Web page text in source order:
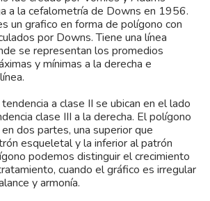
a la cefalometría de Downs en 1956.
un grafico en forma de polígono con
por Downs. Tiene una línea
se representan los promedios
y mínimas a la derecha e
a clase II se ubican en el lado
clase III a la derecha. El polígono
dos partes, una superior que
esqueletal y la inferior al patrón
podemos distinguir el crecimiento
cuando el gráfico es irregular
y armonía.